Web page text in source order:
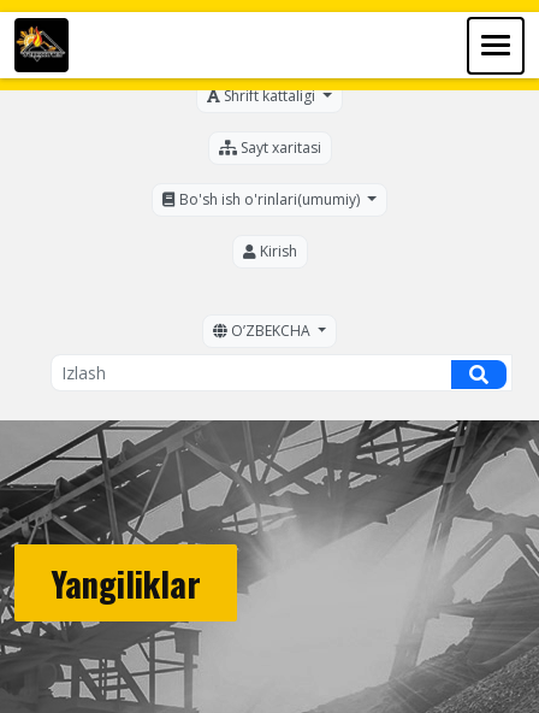
Shrift kattaligi
Sayt xaritasi
Bo'sh ish o'rinlari(umumiy)
Kirish
OʼZBEKCHA
Yangiliklar